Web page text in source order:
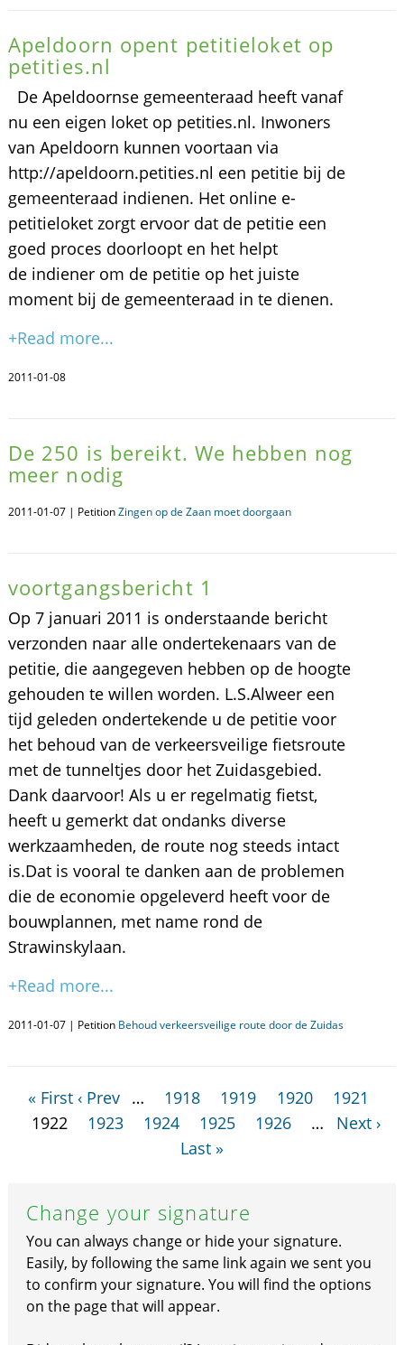
Apeldoorn opent petitieloket op
petities.nl
De Apeldoornse gemeenteraad heeft vanaf
nu een eigen loket op petities.nl. Inwoners
van Apeldoorn kunnen voortaan via
http://apeldoorn.petities.nl een petitie bij de
gemeenteraad indienen. Het online e-
petitieloket zorgt ervoor dat de petitie een
goed proces doorloopt en het helpt
de indiener om de petitie op het juiste
moment bij de gemeenteraad in te dienen.
+Read more...
2011-01-08
De 250 is bereikt. We hebben nog
meer nodig
2011-01-07 | PetitionZingen op de Zaan moet doorgaan
voortgangsbericht 1
Op 7 januari 2011 is onderstaande bericht
verzonden naar alle ondertekenaars van de
petitie, die aangegeven hebben op de hoogte
gehouden te willen worden. L.S.Alweer een
tijd geleden ondertekende u de petitie voor
het behoud van de verkeersveilige fietsroute
met de tunneltjes door het Zuidasgebied.
Dank daarvoor! Als u er regelmatig fietst,
heeft u gemerkt dat ondanks diverse
werkzaamheden, de route nog steeds intact
is.Dat is vooral te danken aan de problemen
die de economie opgeleverd heeft voor de
bouwplannen, met name rond de
Strawinskylaan.
+Read more...
2011-01-07 | Petition Behoud verkeersveilige route door de Zuidas
« First ‹ Prev … 1918 1919 1920
1921
1922
1923 1924 1925 1926 …
Next ›
Last »
Change your signature
You can always change or hide your signature.
Easily, by following the same link again we sent you
to confirm your signature. You will find the options
on the page that will appear.